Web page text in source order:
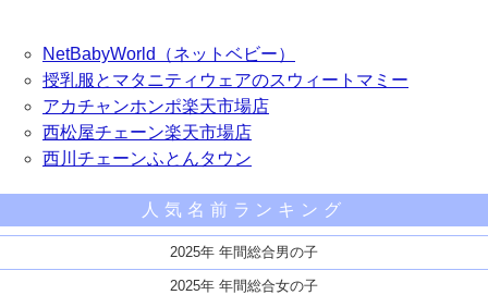
NetBabyWorld（ネットベビー）
授乳服とマタニティウェアのスウィートマミー
アカチャンホンポ楽天市場店
西松屋チェーン楽天市場店
西川チェーンふとんタウン
人気名前ランキング
2025年 年間総合男の子
2025年 年間総合女の子